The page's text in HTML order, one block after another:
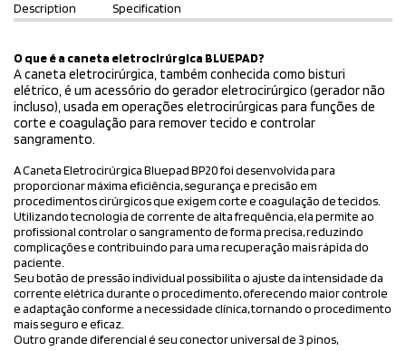
Description Specification
O que é a caneta eletrocirúrgica BLUEPAD?
A caneta eletrocirúrgica, também conhecida como bisturi
elétrico, é um acessório do gerador eletrocirúrgico (gerador não
incluso), usada em operações eletrocirúrgicas para funções de
corte e coagulação para remover tecido e controlar
sangramento.
A Caneta Eletrocirúrgica Bluepad BP20 foi desenvolvida para
proporcionar máxima eficiência, segurança e precisão em
procedimentos cirúrgicos que exigem corte e coagulação de tecidos.
Utilizando tecnologia de corrente de alta frequência, ela permite ao
profissional controlar o sangramento de forma precisa, reduzindo
complicações e contribuindo para uma recuperação mais rápida do
paciente.
Seu botão de pressão individual possibilita o ajuste da intensidade da
corrente elétrica durante o procedimento, oferecendo maior controle
e adaptação conforme a necessidade clínica, tornando o procedimento
mais seguro e eficaz.
Outro grande diferencial é seu conector universal de 3 pinos,